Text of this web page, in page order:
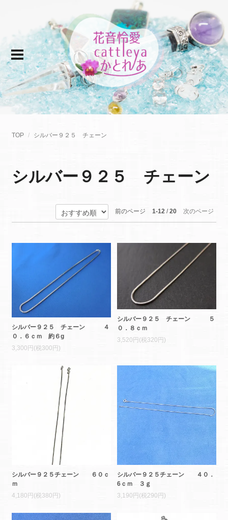
TOP シルバー９２５ チェーン
シルバー９２５ チェーン
前のページ 1-12/20 次のページ
シルバー９２５ チェーン ４
０．６ｃｍ 約６g
3,300円(税300円)
シルバー９２５ チェーン ５
０．８ｃｍ
3,520円(税320円)
シルバー９２５チェーン ６０ｃ
ｍ
4,180円(税380円)
シルバー９２５チェーン ４０．
6ｃｍ ３ｇ
3,190円(税290円)